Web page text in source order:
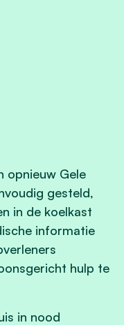
opnieuw Gele
gesteld,
in de koelkast
informatie
hulp te
in nood